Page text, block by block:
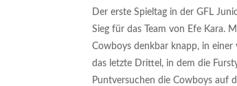
Der erste Spieltag in der GFL
Sieg für das Team von Efe Kara.
Cowboys denkbar knapp, in einer
das letzte Drittel, in dem die
Puntversuchen die Cowboys auf